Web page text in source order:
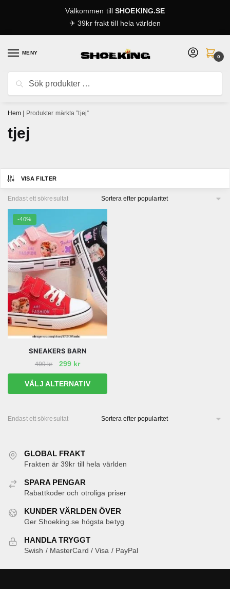
Välkommen tillSHOEKING.SE
✈ 39kr frakt till hela världen
MENY
efter:
Sök
0
Hem | Produkter märkta ”tjej”
tjej
VISA FILTER
Endast ett sökresultat
-40%
SNEAKERS BARN
499kr
Det
ursprungliga
priset
299 krDet
nuvarande
priset
VÄLJ ALTERNATIV
Den
här
har
De
olika
alternativen
kan
på
Endast ett sökresultat
GLOBAL FRAKT
Frakten är 39kr till hela världen
SPARA PENGAR
Rabattkoder och otroliga priser
KUNDER VÄRLDEN ÖVER
Ger Shoeking.se högsta betyg
HANDLA TRYGGT
Swish / MasterCard / Visa / PayPal